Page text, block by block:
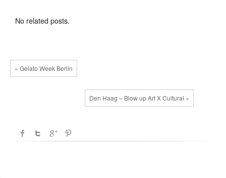
No related posts.
« Gelato Week Berlin
Den Haag – Blow up Art X Cultural »